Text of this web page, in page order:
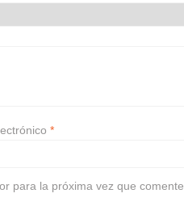
*
para la próxima vez que comente.